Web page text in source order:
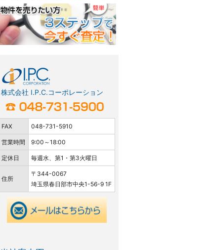
株式会社 I.P.C.コーポレーション
FAX 048-731-5910
営業時間 9:00～18:00
定休日 毎週水、第1・第3火曜日
住所
〒344-0067
埼玉県春日部市中央1-56-9 1F